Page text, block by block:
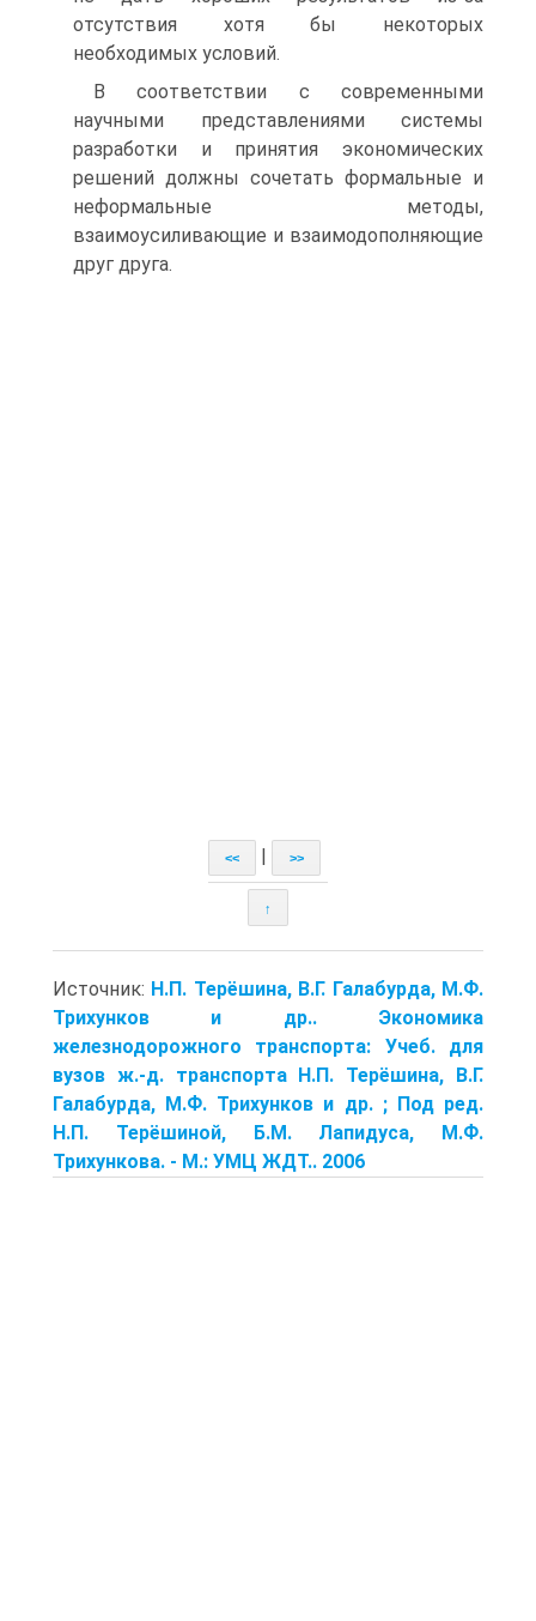
отсутствия хотя бы некоторых
необходимых условий.
В соответствии с современными
научными представлениями системы
разработки и принятия экономических
решений должны сочетать формальные и
неформальные методы,
взаимоусиливающие и взаимодополняющие
друг друга.
<< >>
↑
Источник: Н.П. Терёшина, В.Г. Галабурда, М.Ф.
Трихунков и др.. Экономика
железнодорожного транспорта: Учеб. для
вузов ж.-д. транспорта Н.П. Терёшина, В.Г.
Галабурда, М.Ф. Трихунков и др. ; Под ред.
Н.П. Терёшиной, Б.М. Лапидуса, М.Ф.
Трихункова. - М.: УМЦ ЖДТ.. 2006